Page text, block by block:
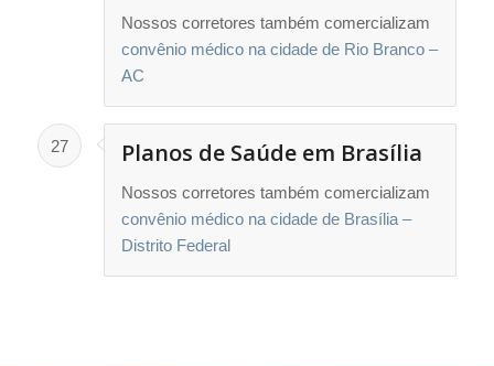
Nossos corretores também comercializam
convênio médico na cidade de Rio Branco –
AC
27 Planos de Saúde em Brasília
Nossos corretores também comercializam
convênio médico na cidade de Brasília –
Distrito Federal